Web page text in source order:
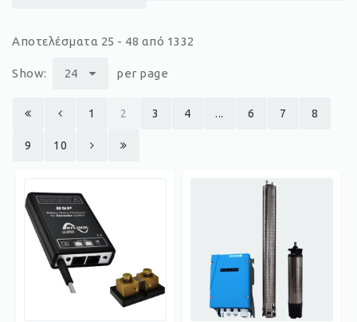
Αποτελέσματα 25 - 48 από 1332
Show: 24 per page
1 2 3 4 ... 6 7 8
9 10